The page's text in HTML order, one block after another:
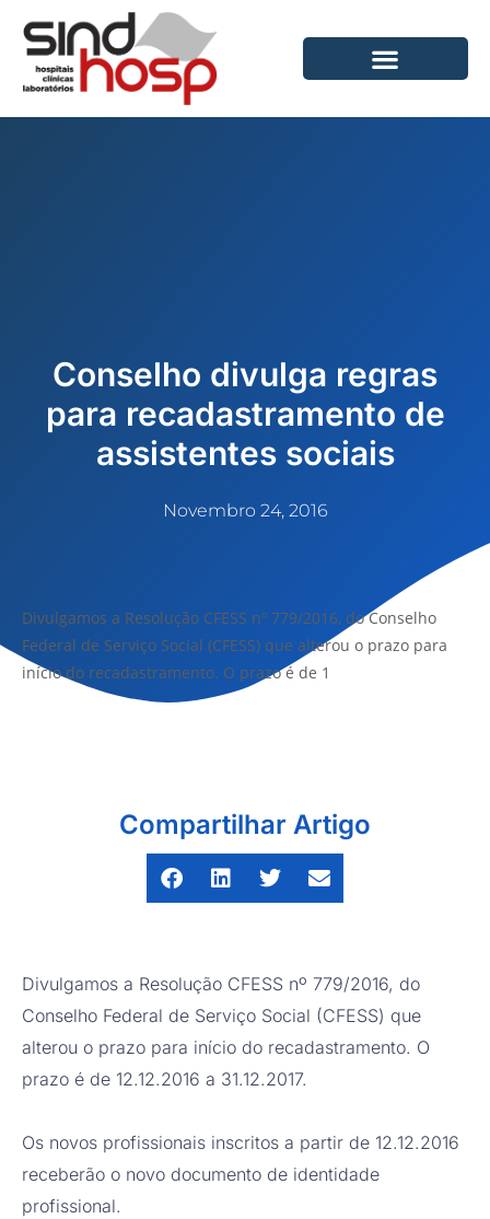
para
conteúdo
Conselho divulga regras
para recadastramento de
assistentes sociais
Novembro 24, 2016
Divulgamos a Resolução CFESS nº 779/2016, do Conselho
Federal de Serviço Social (CFESS) que alterou o prazo para
início do recadastramento. O prazo é de 1
Compartilhar Artigo
Divulgamos a Resolução CFESS nº 779/2016, do
Conselho Federal de Serviço Social (CFESS) que
alterou o prazo para início do recadastramento. O
prazo é de 12.12.2016 a 31.12.2017.
Os novos profissionais inscritos a partir de 12.12.2016
receberão o novo documento de identidade
profissional.